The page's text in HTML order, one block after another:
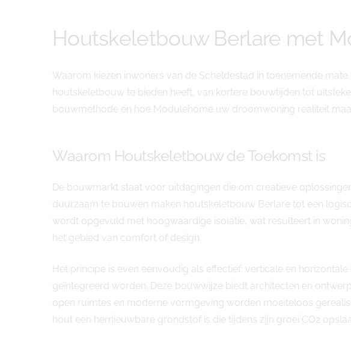
Houtskeletbouw Berlare met
Waarom kiezen inwoners van de Scheldestad in toenemende
houtskeletbouw te bieden heeft, van kortere bouwtijden tot
bouwmethode en hoe Modulehome uw droomwoning realiteit
Waarom Houtskeletbouw de Toekomst is
De bouwmarkt staat voor uitdagingen die om creatieve
duurzaam te bouwen maken houtskeletbouw Berlare tot een
wordt opgevuld met hoogwaardige isolatie, wat resulteert in
het gebied van comfort of design.
Het principe is even eenvoudig als effectief: verticale en
geïntegreerd worden. Deze bouwwijze biedt architecten en
open ruimtes en moderne vormgeving worden moeiteloos
hout een hernieuwbare grondstof is die tijdens zijn groei CO2